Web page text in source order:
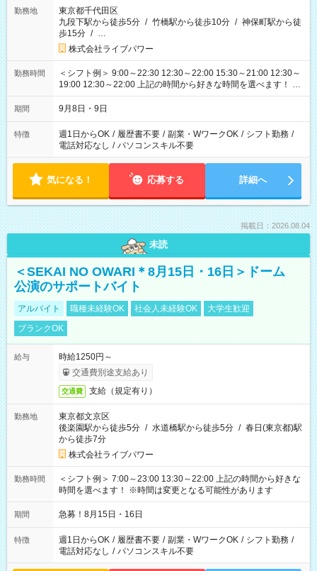
勤務地
東京都千代田区
九段下駅から徒歩5分 / 竹橋駅から徒歩10分 / 神保町駅から徒
歩15分 / …
株式会社ライブパワー
勤務時間
＜シフト例＞ 9:00～22:30 12:30～22:00 15:30～21:00 12:30～
19:00 12:30～22:00 上記の時間から好きな時間を選べます！ ※
時間は変更となる可能性があります
期間 9月8日・9日
特徴 週1日からOK / 履歴書不要 / 副業・WワークOK / シフト勤務 /
電話対応なし / パソコンスキル不要
気になる！ 応募する 詳細へ
掲載日：2026.08.04
未読
＜SEKAI NO OWARI＊8月15日・16日＞ドーム
公演のサポートバイト
アルバイト 職種未経験OK 社会人未経験OK
大学生歓迎
ブランクOK
給与
時給1250円～
交通費別途支給あり
交通費 支給（規定有り）
勤務地
東京都文京区
後楽園駅から徒歩5分 / 水道橋駅から徒歩5分 / 春日(東京都)駅
から徒歩7分
株式会社ライブパワー
勤務時間
＜シフト例＞ 7:00～23:00 13:30～22:00 上記の時間から好きな
時間を選べます！ ※時間は変更となる可能性があります
期間 急募！8月15日・16日
特徴 週1日からOK / 履歴書不要 / 副業・WワークOK / シフト勤務 /
電話対応なし / パソコンスキル不要